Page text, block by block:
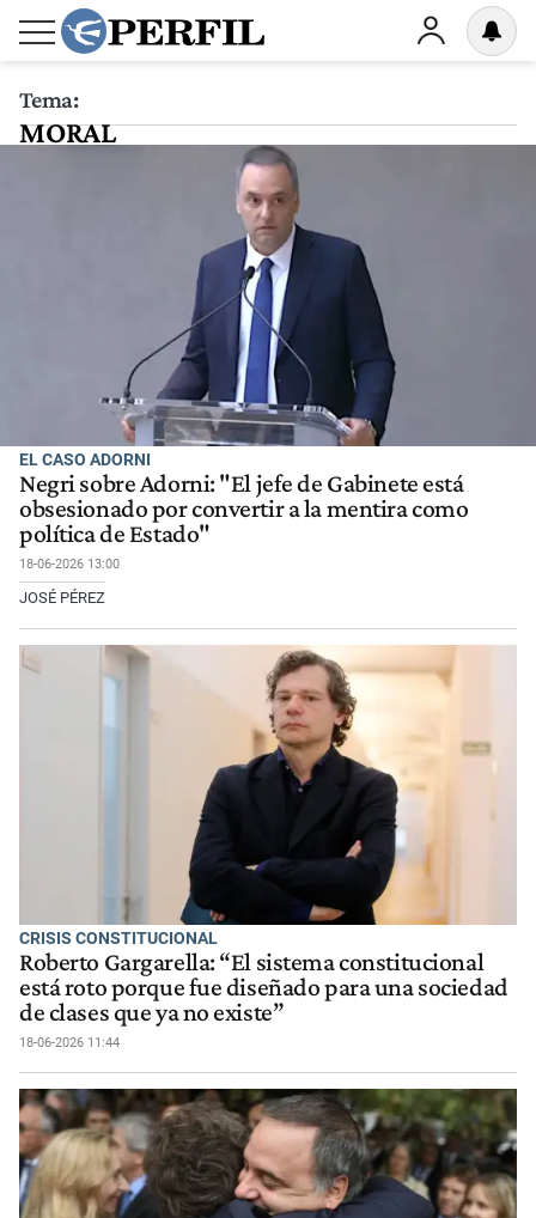
Tema:
MORAL
EL CASO ADORNI
Negri sobre Adorni: "El jefe de Gabinete está
obsesionado por convertir a la mentira como
política de Estado"
18-06-2026 13:00
JOSÉ PÉREZ
CRISIS CONSTITUCIONAL
Roberto Gargarella: “El sistema constitucional
está roto porque fue diseñado para una sociedad
de clases que ya no existe”
18-06-2026 11:44